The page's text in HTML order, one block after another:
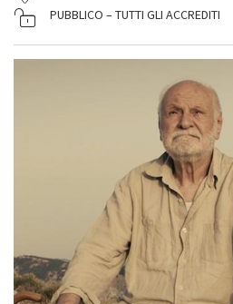
PUBBLICO – TUTTI GLI ACCREDITI